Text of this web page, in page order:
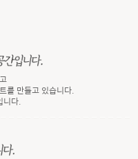
를 만들고 있습니다.
니다.